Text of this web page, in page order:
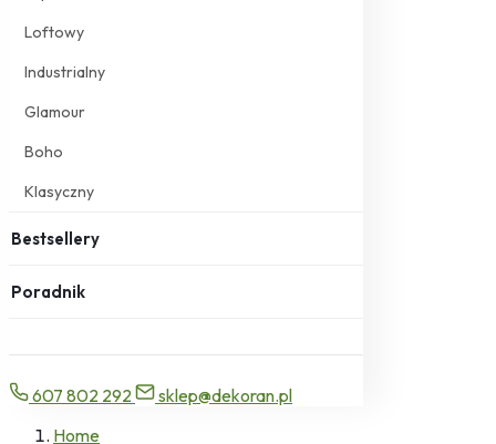
Loftowy
Industrialny
Glamour
Boho
Klasyczny
Bestsellery
Poradnik
607 802 292
sklep@dekoran.pl
Home